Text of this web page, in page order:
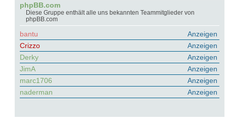
phpBB.com
Diese Gruppe enthält alle uns bekannten Teammitglieder von
phpBB.com
Anzeigen
bantu
Anzeigen
Crizzo
Anzeigen
Derky
Anzeigen
JimA
Anzeigen
marc1706
Anzeigen
naderman